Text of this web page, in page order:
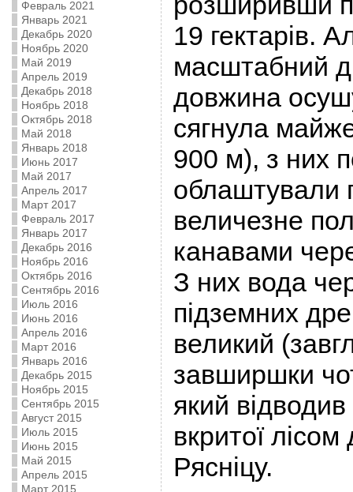
Февраль 2021
Январь 2021
Декабрь 2020
Ноябрь 2020
Май 2019
Апрель 2019
Декабрь 2018
Ноябрь 2018
Октябрь 2018
Май 2018
Январь 2018
Июнь 2017
Май 2017
Апрель 2017
Март 2017
Февраль 2017
Январь 2017
Декабрь 2016
Ноябрь 2016
Октябрь 2016
Сентябрь 2016
Июль 2016
Июнь 2016
Апрель 2016
Март 2016
Январь 2016
Декабрь 2015
Ноябрь 2015
Сентябрь 2015
Август 2015
Июль 2015
Июнь 2015
Май 2015
Апрель 2015
Март 2015
19 гектарів.
масштабний
довжина
сягнула
900 м), з них
облаштували
величезне
канавами
З них вода
підземних
великий
завширшки
який
вкритої лісом
Рясніцу.